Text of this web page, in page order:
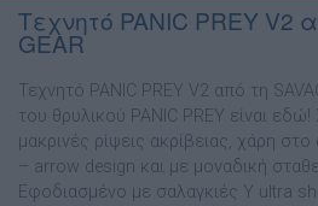
Τεχνητό PANIC PREY V2
GEAR
Τεχνητό PANIC PREY V2 από τη
του θρυλικού PANIC PREY είναι
µακρινές ρίψεις ακρίβειας, χάρη
– arrow design και µε µοναδική
Εφοδιασµένο µε σαλαγκιές Υ ultra